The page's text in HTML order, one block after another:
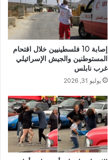
إصابة 10 فلسطينيين خلال اقتحام
المستوطنين والجيش الإسرائيلي
غرب نابلس
يوليو 31, 2026